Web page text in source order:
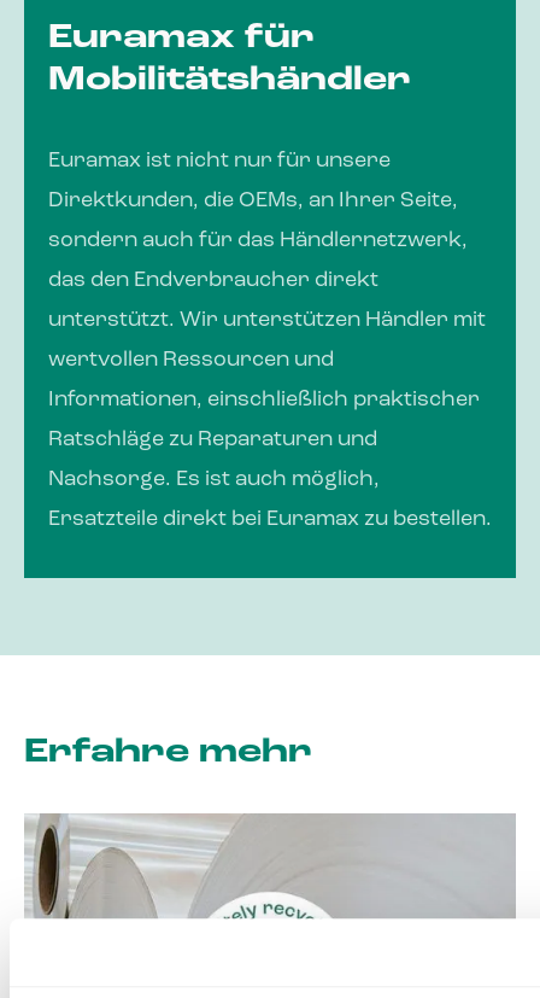
Euramax für
Mobilitätshändler
Euramax ist nicht nur für unsere
Direktkunden, die OEMs, an Ihrer Seite,
sondern auch für das Händlernetzwerk,
das den Endverbraucher direkt
unterstützt. Wir unterstützen Händler mit
wertvollen Ressourcen und
Informationen, einschließlich praktischer
Ratschläge zu Reparaturen und
Nachsorge. Es ist auch möglich,
Ersatzteile direkt bei Euramax zu bestellen.
Erfahre mehr